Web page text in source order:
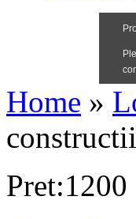
Home »
Pret:1200